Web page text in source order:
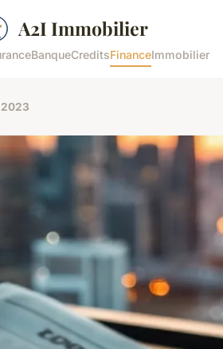
A2I Immobilier
BanqueCreditsFinanceImmobilier